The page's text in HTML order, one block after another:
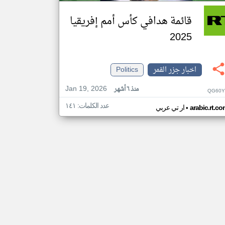
قائمة هدافي كأس أمم إفريقيا
2025
اخبار جزر القمر
Politics
Jan 19, 2026
منذ ٦ أشهر
ار تي عربي• عدد الكلمات: ١٤١